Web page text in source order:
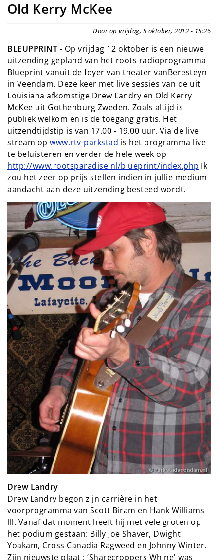
Old Kerry McKee
Door op vrijdag, 5 oktober, 2012 - 15:26
BLEUPPRINT - Op vrijdag 12 oktober is een nieuwe
uitzending gepland van het roots radioprogramma
Blueprint vanuit de foyer van theater vanBeresteyn
in Veendam. Deze keer met live sessies van de uit
Louisiana afkomstige Drew Landry en Old Kerry
McKee uit Gothenburg Zweden. Zoals altijd is
publiek welkom en is de toegang gratis. Het
uitzendtijdstip is van 17.00 - 19.00 uur. Via de live
stream op www.rtv-parkstad is het programma live
te beluisteren en verder de hele week op
http://www.rootsparadise.nl/blueprint/index.php Ik
zou het zeer op prijs stellen indien in jullie medium
aandacht aan deze uitzending besteed wordt.
Drew Landry
Drew Landry begon zijn carrière in het
voorprogramma van Scott Biram en Hank Williams
lll. Vanaf dat moment heeft hij met vele groten op
het podium gestaan: Billy Joe Shaver, Dwight
Yoakam, Cross Canadia Ragweed en Johnny Winter.
Zijn nieuwste plaat : ‘Sharecroppers Whine' was